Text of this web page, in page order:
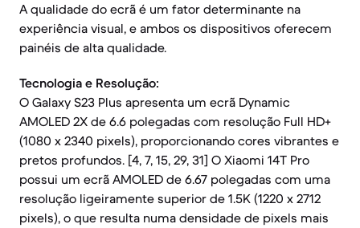
A qualidade do ecrã é um fator determinante na
experiência visual, e ambos os dispositivos oferecem
painéis de alta qualidade.
Tecnologia e Resolução:
O Galaxy S23 Plus apresenta um ecrã Dynamic
AMOLED 2X de 6.6 polegadas com resolução Full HD+
(1080 x 2340 pixels), proporcionando cores vibrantes e
pretos profundos. [4, 7, 15, 29, 31] O Xiaomi 14T Pro
possui um ecrã AMOLED de 6.67 polegadas com uma
resolução ligeiramente superior de 1.5K (1220 x 2712
pixels), o que resulta numa densidade de pixels mais